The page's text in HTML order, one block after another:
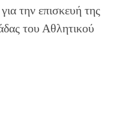
την επισκευή της
του Αθλητικού